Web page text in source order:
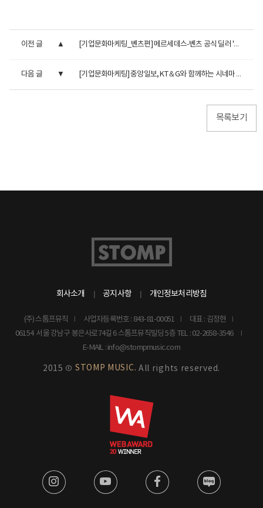
이전 글 [기업문화마케팅_벤츠편] 메르세데스-벤츠 공식 딜러 '더클...
다음 글 [기업문화마케팅] 중앙일보, KT＆G와 함께하는 시네마 파라디...
목록보기
회사소개 공지사항 개인정보처리방침
(주) 스톰프뮤직 사업자등록번호 : 843-81-00051
대표 : 김정현
06154 서울 강남구 봉은사로74길 6 스톰프뮤직빌딩 5층 TEL : 02-2658-3546
E-MAIL : info@stompmusic.com
2015 © STOMP MUSIC. All rights reserved.